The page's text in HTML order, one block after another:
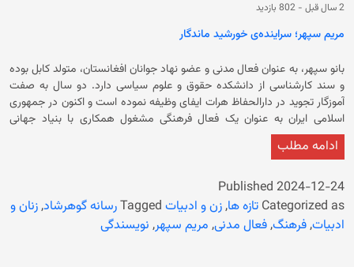
2 سال قبل - 802 بازدید
مریم سپهر؛ سراینده‌ی خورشید ماندگار
بانو سپهر، به عنوان فعال مدنی و عضو نهاد جوانان افغانستان، متولد کابل بوده
و سند کارشناسی از دانشکده حقوق و علوم سیاسی دارد. دو سال به صفت
آموزگار تجوید در دارالحفاظ هرات ایفای وظیفه نموده است و اکنون در جمهوری
اسلامی ایران به عنوان یک فعال فرهنگی مشغول همکاری با بنیاد جهانی
سبزمنش، طراحی لباس و سرایش شعر می‌باشد. وی در زمینه‌ی چگونه‌گی
سرایش شعر چنین بیان می‌دارد: از آن‌جایی‌که شعر کلامی‌ست که سِحر می‌کند
من اثر کرد و شعر‌ها را از کتاب‌ها می‌خواندم و لذت می‌بردم، ترانه‌های را که
می‌شنیدم آرام بخش و تسکین دهنده بود. همین‌طور که زمان می‌گذشت
متوجه شدم که واژه‌ها به در و دیوارِ دلم می‌کوبید، قلم برداشتم و نوشتم؛
دوستانم هم تشویقم کردند و این‌جا بود که با تشویق دوستانم سرودن شعر را
ادامه مطلب
Published 2024-12-24
Categorized as تازه ها,زن و ادبیات Taggedرسانه گوهرشاد,زنان و
ادبیات,فرهنگ,فعال مدنی, مریم سپهر, نویسندگی